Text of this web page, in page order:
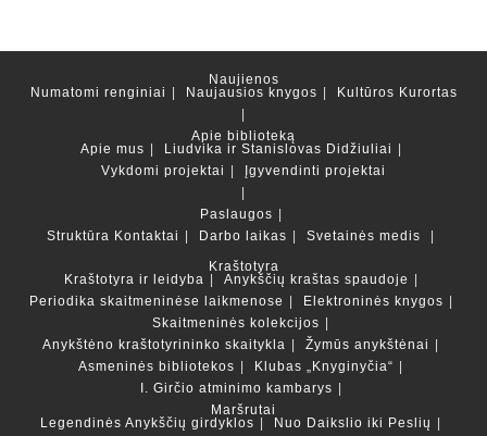
Naujienos
Numatomi renginiai
Naujausios knygos Kultūros Kurortas
Apie biblioteką
Apie mus
Liudvika ir Stanislovas Didžiuliai
Vykdomi projektai
Įgyvendinti projektai
Paslaugos
Struktūra Kontaktai Darbo laikas
Svetainės medis
Kraštotyra
Kraštotyra ir leidyba
Anykščių kraštas spaudoje
Periodika skaitmeninėse laikmenose
Elektroninės knygos
Skaitmeninės kolekcijos
Anykštėno kraštotyrininko skaitykla
Žymūs anykštėnai
Asmeninės bibliotekos
Klubas „Knyginyčia“
I. Girčio atminimo kambarys
Maršrutai
Legendinės Anykščių girdyklos
Nuo Daikslio iki Peslių